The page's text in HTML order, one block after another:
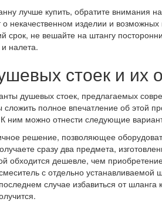
лучше купить, обратите внимания
некачественном изделии и возможных
срок, не вешайте на штангу
налета.
стоек и их
душевых стоек, предлагаемых
полное впечатление об этой
К ним можно отнести следующие
решение, позволяющее
сразу два предмета,
обходится дешевле, чем
с отдельно
случае избавиться от шланга